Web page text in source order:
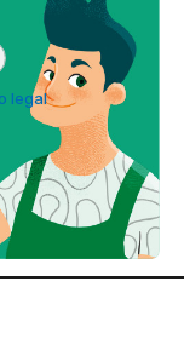
legal